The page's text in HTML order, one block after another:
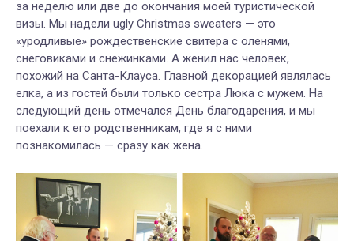
за неделю или две до окончания моей туристической
визы. Мы надели ugly Christmas sweaters — это
«уродливые» рождественские свитера с оленями,
снеговиками и снежинками. А женил нас человек,
похожий на Санта-Клауса. Главной декорацией являлась
елка, а из гостей были только сестра Люка с мужем. На
следующий день отмечался День благодарения, и мы
поехали к его родственникам, где я с ними
познакомилась — сразу как жена.